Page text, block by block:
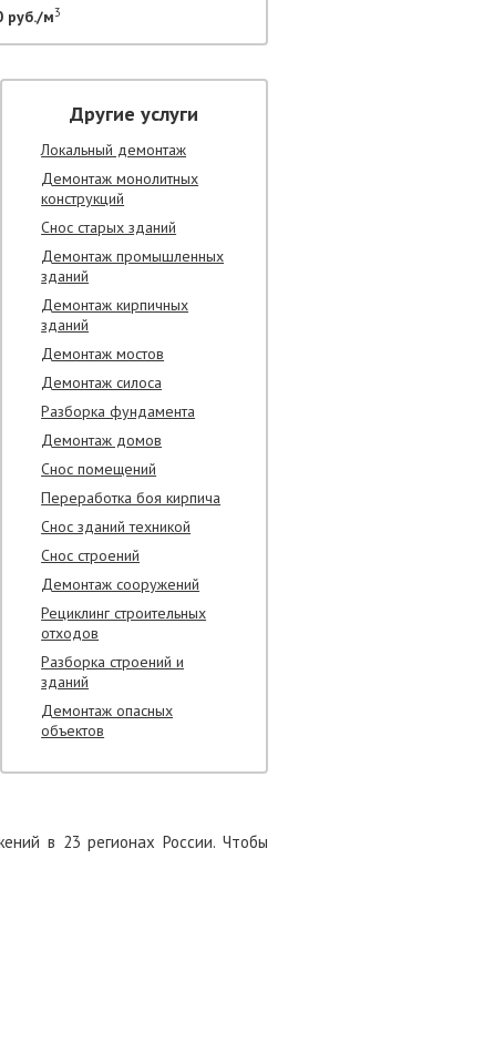
руб./м3
Другие услуги
Локальный демонтаж
Демонтаж монолитных
конструкций
Снос старых зданий
Демонтаж промышленных
зданий
Демонтаж кирпичных
зданий
Демонтаж мостов
Демонтаж силоса
Разборка фундамента
Демонтаж домов
Снос помещений
Переработка боя кирпича
Снос зданий техникой
Снос строений
Демонтаж сооружений
Рециклинг строительных
отходов
Разборка строений и
зданий
Демонтаж опасных
объектов
в 23 регионах России. Чтобы